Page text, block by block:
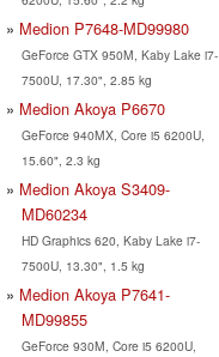
Medion P7648-MD99980
GeForce GTX 950M, Kaby Lake i7-
7500U, 17.30", 2.85 kg
Medion Akoya P6670
GeForce 940MX, Core i5 6200U,
15.60", 2.3 kg
Medion Akoya S3409-
MD60234
HD Graphics 620, Kaby Lake i7-
7500U, 13.30", 1.5 kg
Medion Akoya P7641-
MD99855
GeForce 930M, Core i5 6200U,